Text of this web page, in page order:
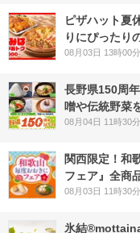
ピザハット夏
りにぴったり
08月03日 13時00分
長野県150周
噌や伝統野菜
08月04日 11時30分
関西限定！和
フェア』全商
08月03日 11時30分
氷結